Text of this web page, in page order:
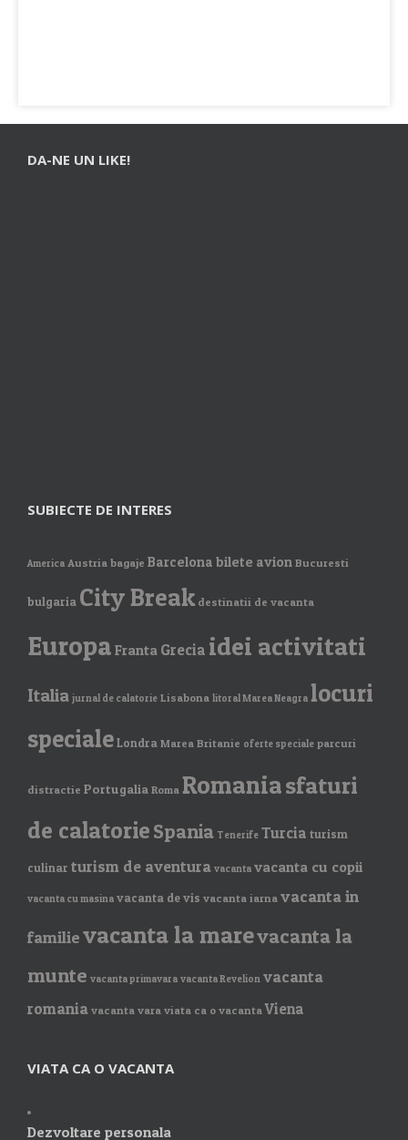
DA-NE UN LIKE!
SUBIECTE DE INTERES
America Austria bagaje Barcelona bilete avion Bucuresti
bulgaria City Break destinatii de vacanta
Europa Franta Grecia idei activitati
Italia jurnal de calatorie Lisabona litoral Marea Neagra locuri
specialeLondra Marea Britanie oferte speciale parcuri
distractie Portugalia Roma Romaniasfaturi
de calatorieSpania Tenerife Turcia turism
culinar turism de aventura vacanta vacanta cu copii
vacanta cu masina vacanta de vis vacanta iarna vacanta in
familievacanta la marevacanta la
munte vacanta primavara vacanta Revelion vacanta
romania vacanta vara viata ca o vacanta Viena
VIATA CA O VACANTA
Dezvoltare personala